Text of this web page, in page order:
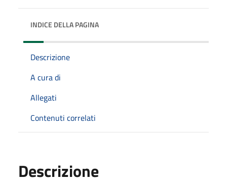
INDICE DELLA PAGINA
Descrizione
A cura di
Allegati
Contenuti correlati
Descrizione